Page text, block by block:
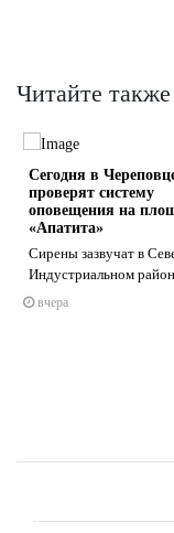
Читайте также
Сегодня в
проверят систему
оповещения на
«Апатита»
Сирены зазвучат в
Индустриальном
вчера